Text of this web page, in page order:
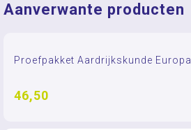
Aanverwante producten
Proefpakket Aardrijkskunde Europa
46,50